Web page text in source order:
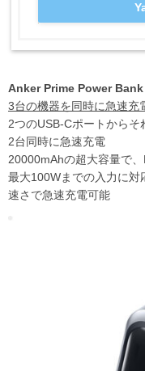
Anker Prime Power
3台の機器を同時に急速充
2つのUSB-Cポートから
2台同時に急速充電
20000mAhの超大容量で
最大100Wまでの入力に
速さで急速充電可能